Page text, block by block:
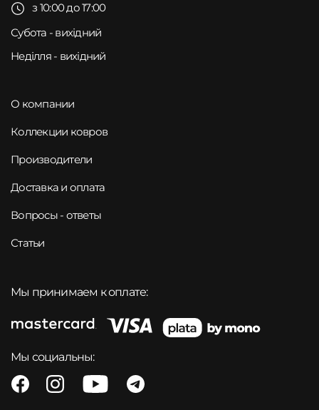
з 10:00 до 17:00
Субота - вихідний
Неділля - вихідний
О компании
Коллекции ковров
Производители
Доставка и оплата
Вопросы - ответы
Статьи
Мы принимаем к оплате:
Мы социальны: